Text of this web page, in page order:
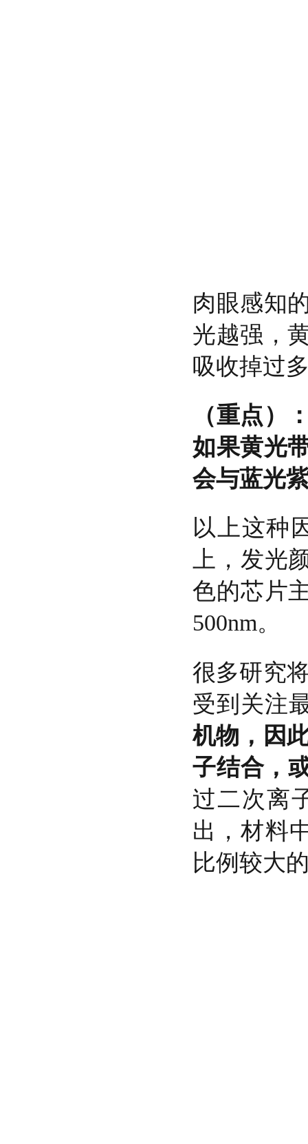
肉眼感知
光越强，
吸收掉过
（重点）
如果黄光
会与蓝光
以上这种
上，发光
色的芯片
500nm。
很多研究
受到关注
机物，因
子结合，
过二次离
出，材料
比例较大